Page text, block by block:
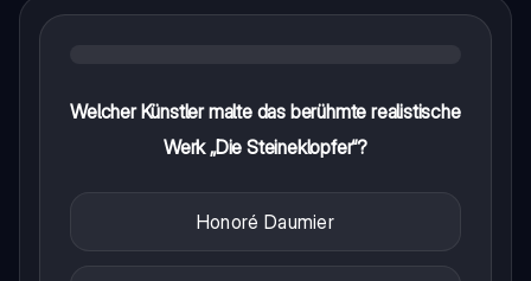
Welcher Künstler malte das berühmte realistische
Werk „Die Steineklopfer“?
Honoré Daumier